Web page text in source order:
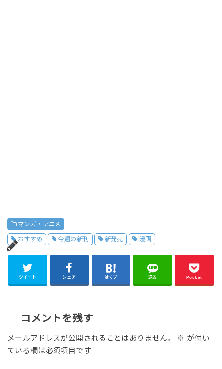
マンガ・アニメ
おすすめ 今週の新刊 新発売 漫画
ツイート シェア はてブ 送る Pocket
コメントを残す
メールアドレスが公開されることはありません。 ※ が付い
ている欄は必須項目です